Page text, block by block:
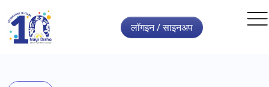
Skip to main content
लॉगइन / साइनअप